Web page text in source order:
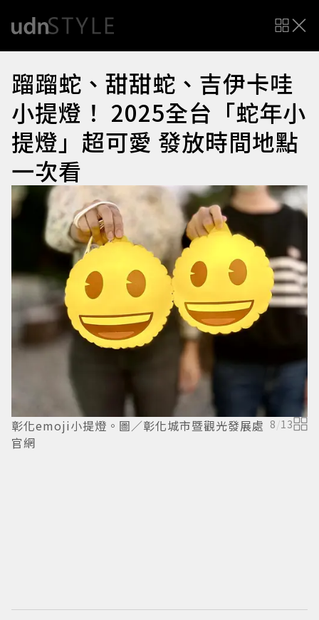
蹓蹓蛇、甜甜蛇、吉伊卡哇
小提燈！ 2025全台「蛇年小
提燈」超可愛 發放時間地點
一次看
彰化emoji小提燈。圖／彰化城市暨觀光發展處
官網
8/13